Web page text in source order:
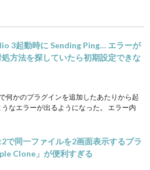
3起動時に Sending Ping… エラーが
方法を探していたら初期設定できな
何かのプラグインを追加したあたりから起
なエラーが出るようになった。 エラー内
で同一ファイルを2画面表示するプラ
Clone」が便利すぎる